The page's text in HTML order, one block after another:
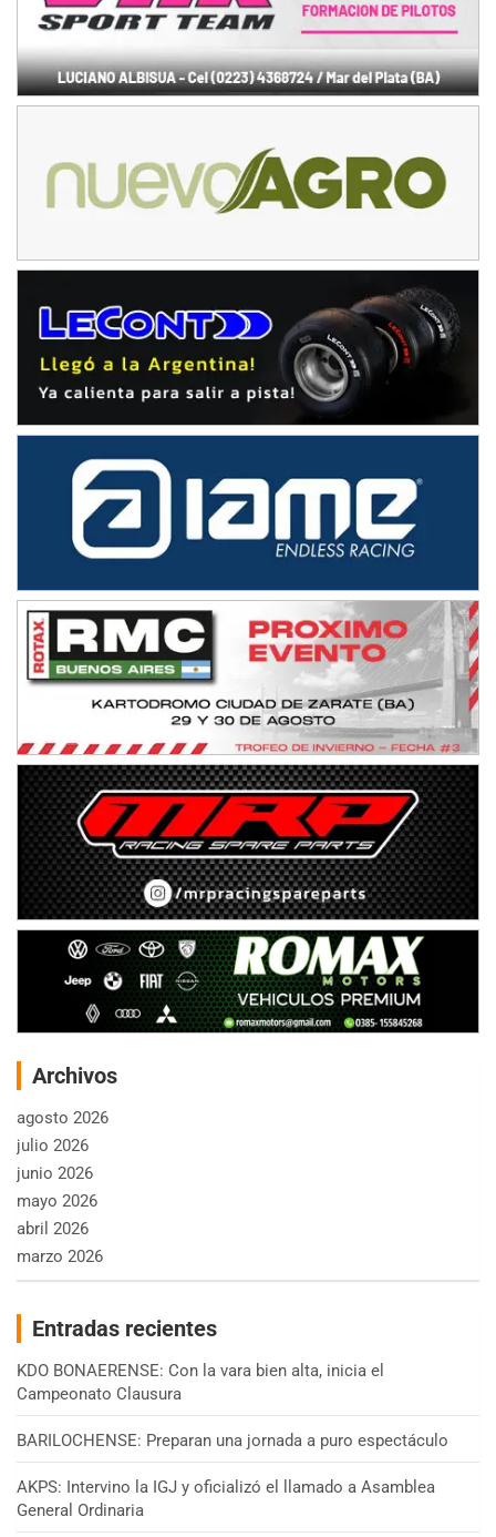
Archivos
agosto 2026
julio 2026
junio 2026
mayo 2026
abril 2026
marzo 2026
Entradas recientes
KDO BONAERENSE: Con la vara bien alta, inicia el
Campeonato Clausura
BARILOCHENSE: Preparan una jornada a puro espectáculo
AKPS: Intervino la IGJ y oficializó el llamado a Asamblea
General Ordinaria